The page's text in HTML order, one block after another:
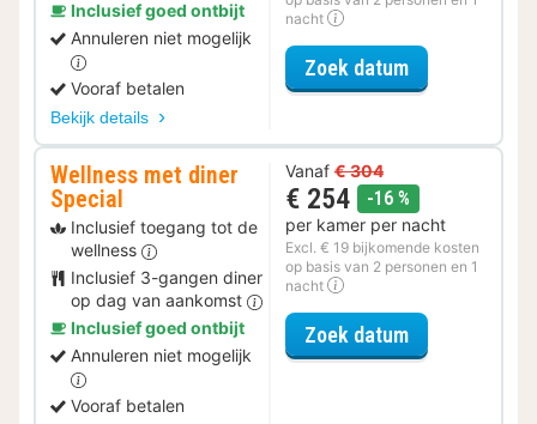
Inclusief goed ontbijt
Annuleren niet mogelijk
Vooraf betalen
Bekijk details
nacht
Zoek datumvoor Late
Wellness met diner
Special
Inclusief toegang tot de
wellness
Inclusief 3-gangen diner
op dag van aankomst
Inclusief goed ontbijt
Annuleren niet mogelijk
Vooraf betalen
Vanaf € 304
€ 254 -16 %
per kamer per nacht
Excl. € 19 bijkomende kosten
op basis van 2 personen en 1
nacht
Zoek datumvoor